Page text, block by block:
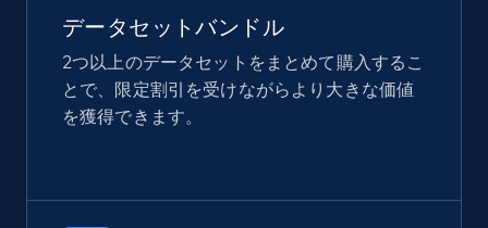
eCommerce
2.1K+ 352+ 今すぐ購入
Etsy
データセットバンドル
2つ以上のデータセットをまとめて購入するこ
とで、限定割引を受けながらより大きな価値
を獲得できます。